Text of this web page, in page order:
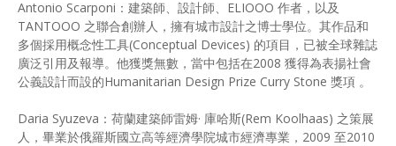
Antonio Scarponi：建築師、設計師、ELIOOO 作者，以及
TANTOOO 之聯合創辦⼈，擁有城市設計之博⼠學位。其作品和
多個採⽤概念性⼯具(Conceptual Devices) 的項目，已被全球雜誌
廣泛引⽤及報導。他獲獎無數，當中包括在2008 獲得為表揚社會
公義設計⽽設的Humanitarian Design Prize Curry Stone 獎項 。
Daria Syuzeva：荷蘭建築師雷姆· 庫哈斯(Rem Koolhaas) 之策展
⼈，畢業於俄羅斯國⽴⾼等經濟學院城市經濟專業，2009 至2010